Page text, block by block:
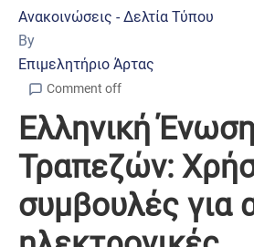
Ανακοινώσεις - Δελτία Τύπου
By
Επιμελητήριο Άρτας
Comment off
Ελληνική Ένωση
Τραπεζών:
συμβουλές για